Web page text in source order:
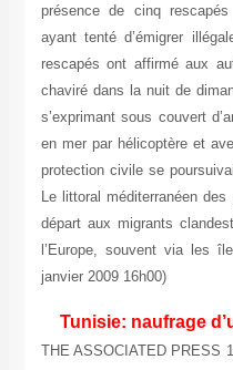
présence de cinq
ayant tenté d’émigrer
rescapés ont affirmé aux
chaviré dans la nuit de
s’exprimant sous couvert
en mer par hélicoptère et
protection civile se
Le littoral méditerranéen
départ aux migrants
l’Europe, souvent via les
janvier 2009 16h00)
Tunisie: naufrage
THE ASSOCIATED PRESS